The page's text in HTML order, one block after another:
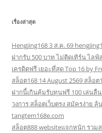
เรื่องล่าสุด
Hengjing168 3 ส.ค. 69
ฝากรับ 500 บาท ไม่ติดเทิร์น ไล
เครดิตฟรี เยอะที่สุด Top 16 by
สล็อต168 14 August 2569 สล็อ
ฝากนี้เกินคุ้มรับทุนฟรี 100 เล่น
วงการ สล็อตเว็บตรง สมัครง่าย
tangtem168e.com
สล็อต888 websiteแจกหนัก รวม